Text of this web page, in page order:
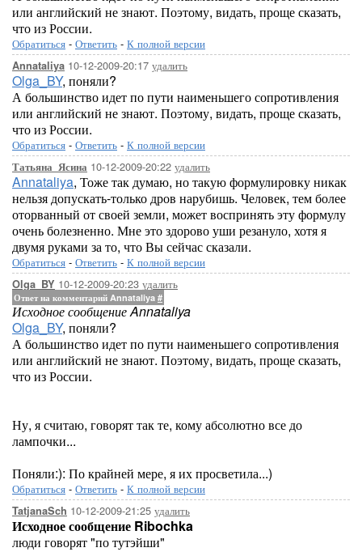
или английский не знают. Поэтому, видать, проще сказать,
что из России.
Обратиться - Ответить - К полной версии
Annataliya 10-12-2009-20:17 удалить
Olga_BY, поняли?
А большинство идет по пути наименьшего сопротивления
или английский не знают. Поэтому, видать, проще сказать,
что из России.
Обратиться - Ответить - К полной версии
Татьяна_Ясина 10-12-2009-20:22 удалить
Annataliya, Тоже так думаю, но такую формулировку никак
нельзя допускать-только дров нарубишь. Человек, тем более
оторванный от своей земли, может воспринять эту формулу
очень болезненно. Мне это здорово уши резануло, хотя я
двумя руками за то, что Вы сейчас сказали.
Обратиться - Ответить - К полной версии
Olga_BY 10-12-2009-20:23 удалить
Ответ на комментарий Annataliya #
Исходное сообщение Annataliya
Olga_BY, поняли?
А большинство идет по пути наименьшего сопротивления
или английский не знают. Поэтому, видать, проще сказать,
что из России.
Ну, я считаю, говорят так те, кому абсолютно все до
лампочки...
Поняли:): По крайней мере, я их просветила...)
Обратиться - Ответить - К полной версии
TatjanaSch 10-12-2009-21:25 удалить
Исходное сообщение Ribochka
люди говорят "по тутэйши"